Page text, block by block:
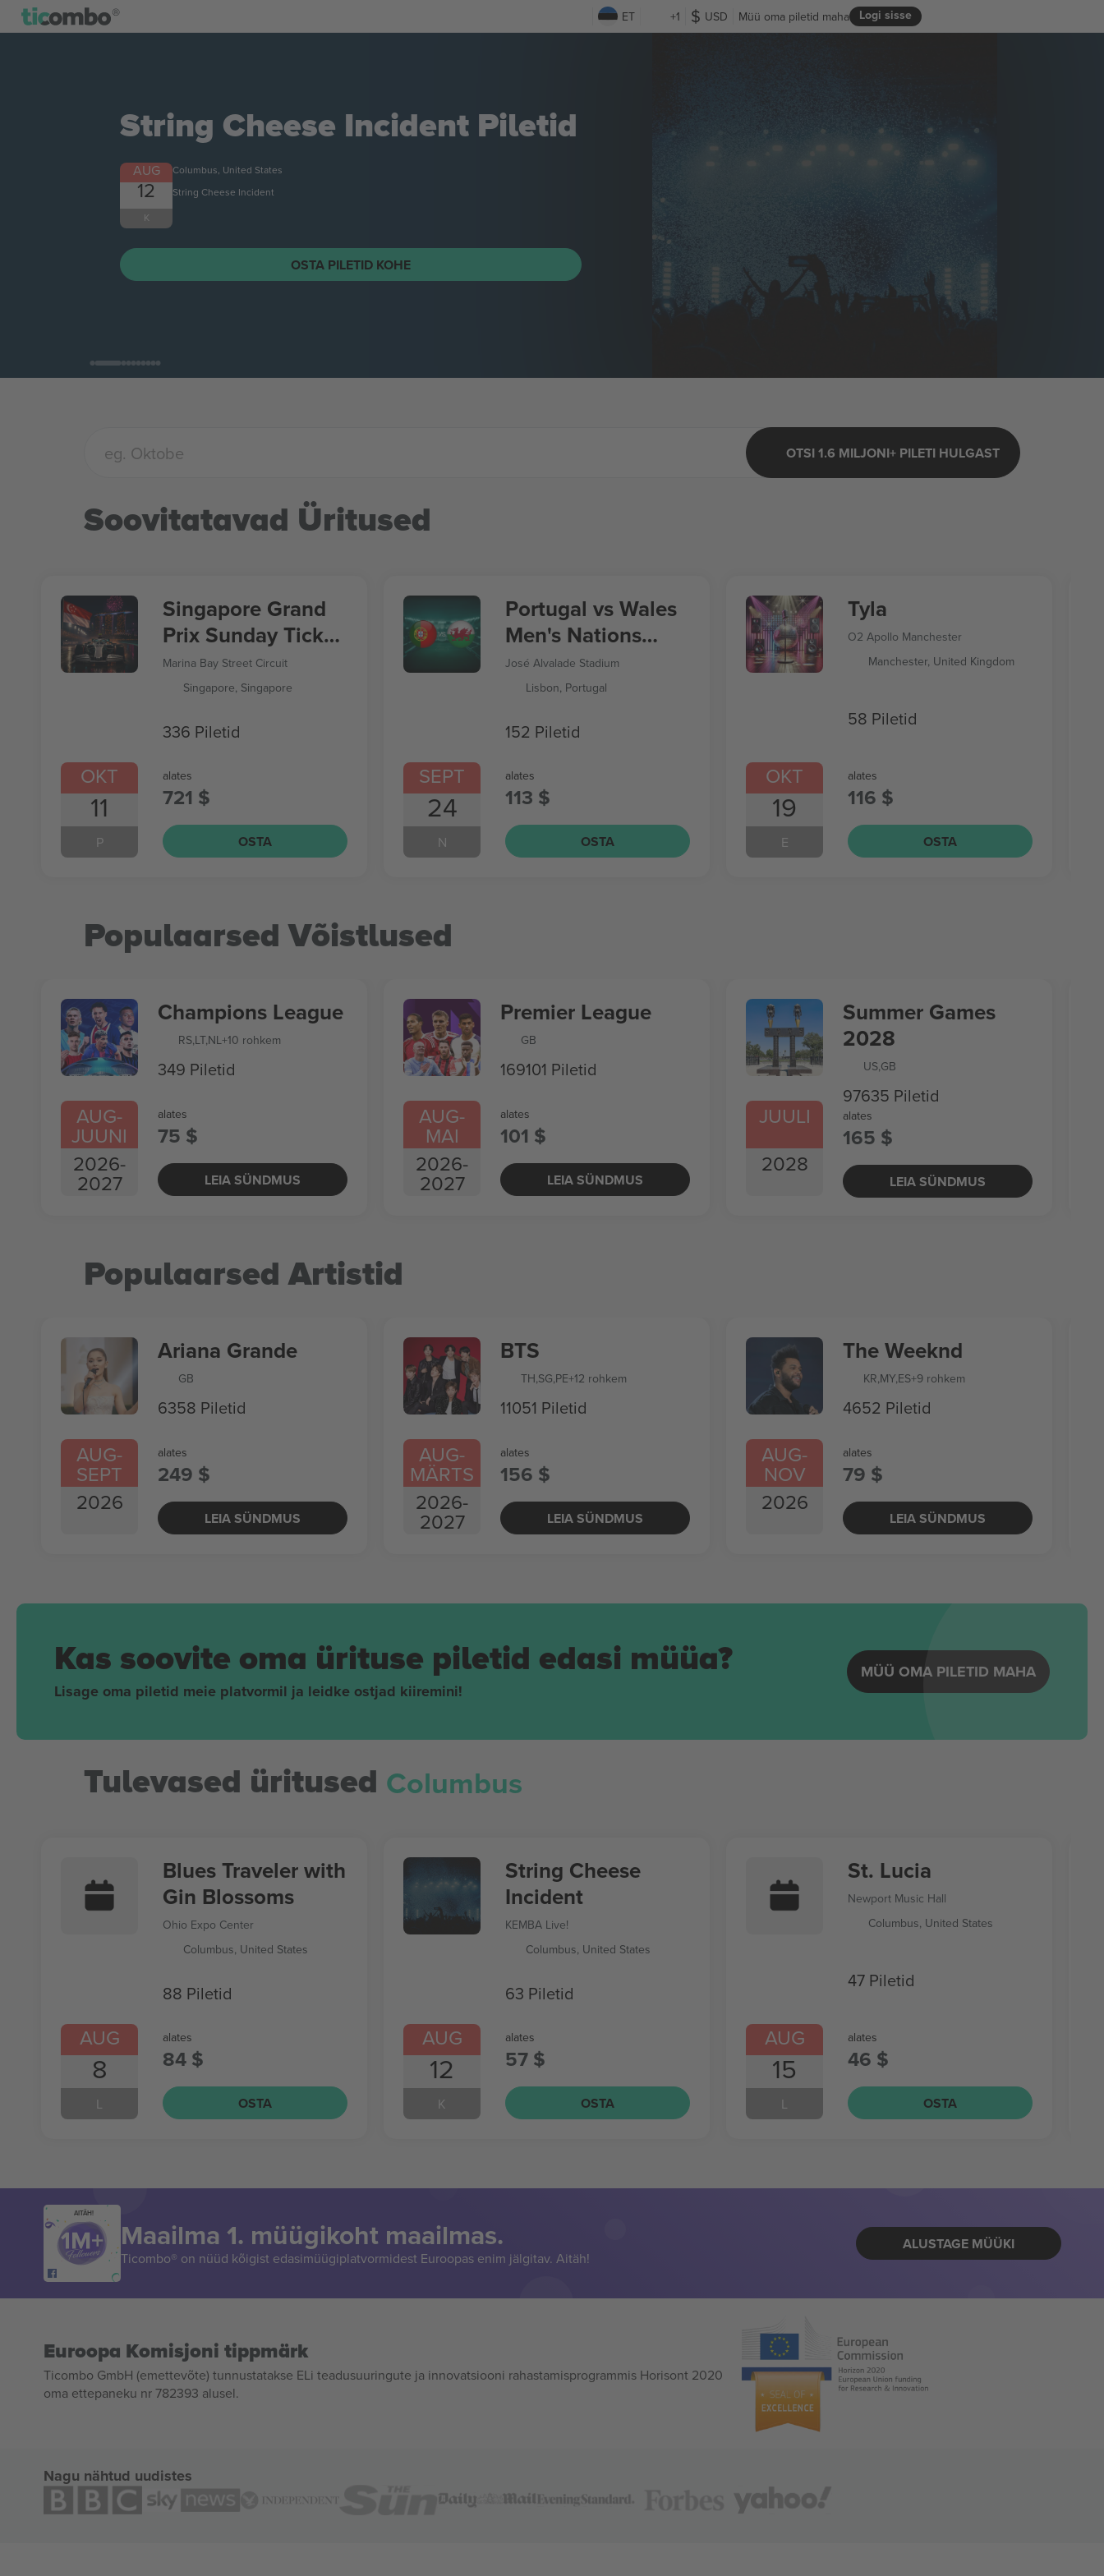
ET +1 USD Logi sisse
Müü oma piletid maha
String Cheese Incident Piletid
AUG
12
K
Columbus, United States
String Cheese Incident
OSTA PILETID KOHE
OTSI 1.6 MILJONI+ PILETI HULGAST
Soovitatavad Üritused
OKT
11
P
Singapore Grand
Prix Sunday Ticket
Formula 1
Marina Bay Street Circuit
Singapore, Singapore
336 Piletid
alates
721 $
OSTA
SEPT
24
N
Portugal vs Wales
Men's Nations
League
José Alvalade Stadium
Lisbon, Portugal
152 Piletid
alates
113 $
OSTA
OKT
19
E
Tyla
O2 Apollo Manchester
Manchester, United Kingdom
58 Piletid
alates
116 $
OSTA
Populaarsed Võistlused
AUG-
JUUNI
2026-
2027
Champions League
RS,LT,NL+10 rohkem
349 Piletid
alates
75 $
LEIA SÜNDMUS
AUG-
MAI
2026-
2027
Premier League
GB
169101 Piletid
alates
101 $
LEIA SÜNDMUS
JUULI
2028
Summer Games
2028
US,GB
97635 Piletid
alates
165 $
LEIA SÜNDMUS
Populaarsed Artistid
AUG-
SEPT
2026
Ariana Grande
GB
6358 Piletid
alates
249 $
LEIA SÜNDMUS
AUG-
MÄRTS
2026-
2027
BTS
TH,SG,PE+12 rohkem
11051 Piletid
alates
156 $
LEIA SÜNDMUS
AUG-
NOV
2026
The Weeknd
KR,MY,ES+9 rohkem
4652 Piletid
alates
79 $
LEIA SÜNDMUS
Kas soovite oma ürituse piletid edasi müüa?
Lisage oma piletid meie platvormil ja leidke ostjad kiiremini!
MÜÜ OMA PILETID MAHA
Tulevased üritused Columbus
AUG
8
L
Blues Traveler with
Gin Blossoms
Ohio Expo Center
Columbus, United States
88 Piletid
alates
84 $
OSTA
AUG
12
K
String Cheese
Incident
KEMBA Live!
Columbus, United States
63 Piletid
alates
57 $
OSTA
AUG
15
L
St. Lucia
Newport Music Hall
Columbus, United States
47 Piletid
alates
46 $
OSTA
AITÄH!
Maailma 1. müügikoht maailmas.
Ticombo® on nüüd kõigist edasimüügiplatvormidest Euroopas enim jälgitav. Aitäh!
ALUSTAGE MÜÜKI
Euroopa Komisjoni tippmärk
Ticombo GmbH (emettevõte) tunnustatakse ELi teadusuuringute ja innovatsiooni rahastamisprogrammis Horisont 2020
oma ettepaneku nr 782393 alusel.
Nagu nähtud uudistes